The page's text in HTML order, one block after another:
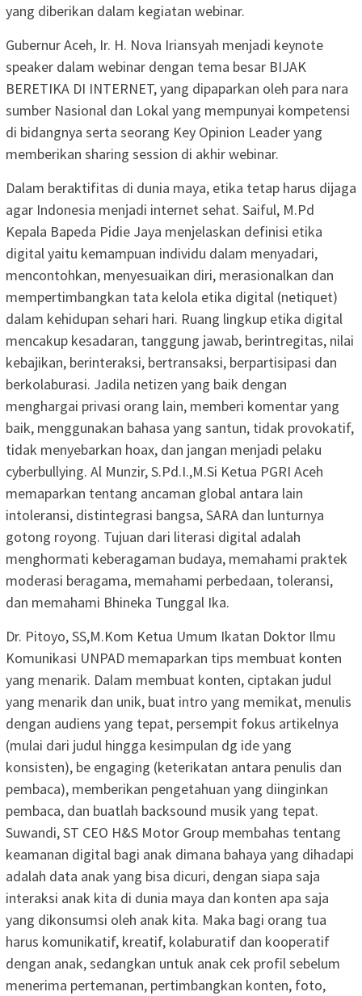
yang diberikan dalam kegiatan webinar.
Gubernur Aceh, Ir. H. Nova Iriansyah menjadi keynote
speaker dalam webinar dengan tema besar BIJAK
BERETIKA DI INTERNET, yang dipaparkan oleh para nara
sumber Nasional dan Lokal yang mempunyai kompetensi
di bidangnya serta seorang Key Opinion Leader yang
memberikan sharing session di akhir webinar.
Dalam beraktifitas di dunia maya, etika tetap harus dijaga
agar Indonesia menjadi internet sehat. Saiful, M.Pd
Kepala Bapeda Pidie Jaya menjelaskan definisi etika
digital yaitu kemampuan individu dalam menyadari,
mencontohkan, menyesuaikan diri, merasionalkan dan
mempertimbangkan tata kelola etika digital (netiquet)
dalam kehidupan sehari hari. Ruang lingkup etika digital
mencakup kesadaran, tanggung jawab, berintregitas, nilai
kebajikan, berinteraksi, bertransaksi, berpartisipasi dan
berkolaburasi. Jadila netizen yang baik dengan
menghargai privasi orang lain, memberi komentar yang
baik, menggunakan bahasa yang santun, tidak provokatif,
tidak menyebarkan hoax, dan jangan menjadi pelaku
cyberbullying. Al Munzir, S.Pd.I.,M.Si Ketua PGRI Aceh
memaparkan tentang ancaman global antara lain
intoleransi, distintegrasi bangsa, SARA dan lunturnya
gotong royong. Tujuan dari literasi digital adalah
menghormati keberagaman budaya, memahami praktek
moderasi beragama, memahami perbedaan, toleransi,
dan memahami Bhineka Tunggal Ika.
Dr. Pitoyo, SS,M.Kom Ketua Umum Ikatan Doktor Ilmu
Komunikasi UNPAD memaparkan tips membuat konten
yang menarik. Dalam membuat konten, ciptakan judul
yang menarik dan unik, buat intro yang memikat, menulis
dengan audiens yang tepat, persempit fokus artikelnya
(mulai dari judul hingga kesimpulan dg ide yang
konsisten), be engaging (keterikatan antara penulis dan
pembaca), memberikan pengetahuan yang diinginkan
pembaca, dan buatlah backsound musik yang tepat.
Suwandi, ST CEO H&S Motor Group membahas tentang
keamanan digital bagi anak dimana bahaya yang dihadapi
adalah data anak yang bisa dicuri, dengan siapa saja
interaksi anak kita di dunia maya dan konten apa saja
yang dikonsumsi oleh anak kita. Maka bagi orang tua
harus komunikatif, kreatif, kolaburatif dan kooperatif
dengan anak, sedangkan untuk anak cek profil sebelum
menerima pertemanan, pertimbangkan konten, foto,